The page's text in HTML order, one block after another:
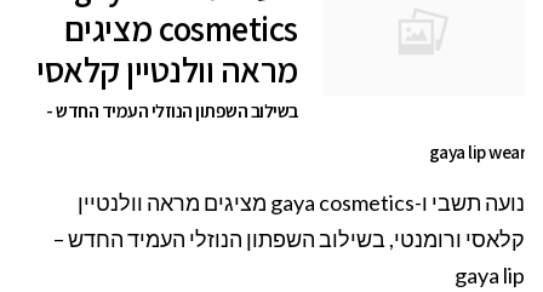
cosmetics מציגים
מראה וולנטיין קלאסי
בשילוב השפתון הנוזלי העמיד החדש -
gaya lip wear
נועה תשבי ו-gaya cosmetics מציגים מראה וולנטיין
קלאסי ורומנטי, בשילוב השפתון הנוזלי העמיד החדש –
gaya lip